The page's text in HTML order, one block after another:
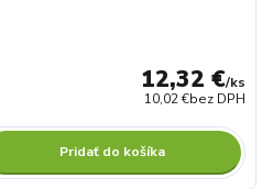
12,32 €/ks
10,02 €bez DPH
Pridať do košíka